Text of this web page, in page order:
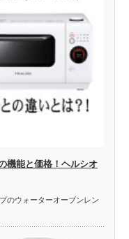
機能と価格！ヘルシオ
のウォーターオーブンレン